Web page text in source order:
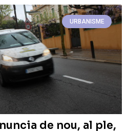
URBANISME
de nou, al ple,